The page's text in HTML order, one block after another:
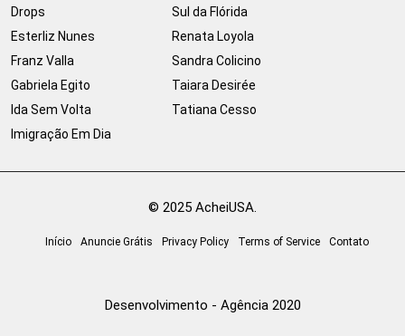
Drops
Esterliz Nunes
Franz Valla
Gabriela Egito
Ida Sem Volta
Imigração Em Dia
Sul da Flórida
Renata Loyola
Sandra Colicino
Taiara Desirée
Tatiana Cesso
© 2025 AcheiUSA.
Início Anuncie Grátis Privacy Policy Terms of Service Contato
Desenvolvimento - Agência 2020